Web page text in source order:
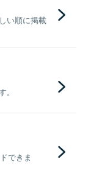
い順に掲載
できま